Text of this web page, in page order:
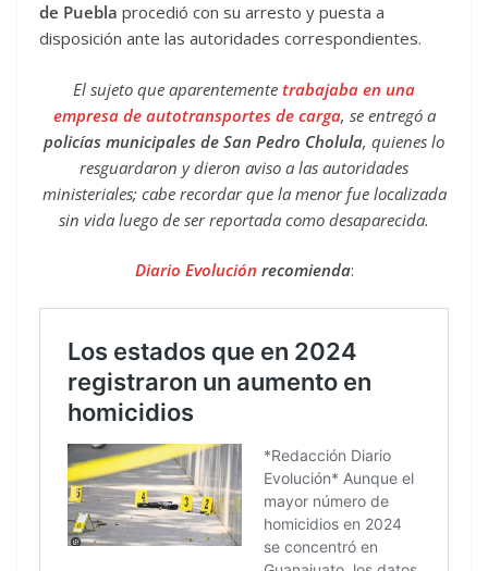
de Puebla procedió con su arresto y puesta a
disposición ante las autoridades correspondientes.
El sujeto que aparentemente trabajaba en una
empresa de autotransportes de carga, se entregó a
policías municipales de San Pedro Cholula, quienes lo
resguardaron y dieron aviso a las autoridades
ministeriales; cabe recordar que la menor fue localizada
sin vida luego de ser reportada como desaparecida.
Diario Evolución recomienda: